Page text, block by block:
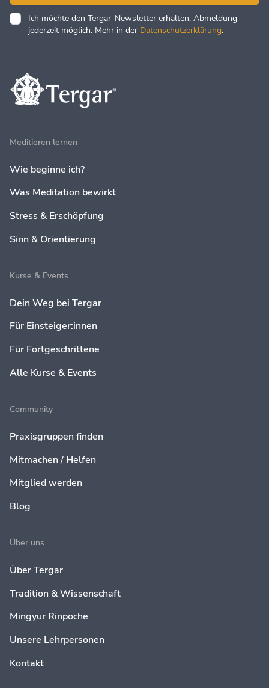
Ich möchte den Tergar-Newsletter erhalten. Abmeldung
jederzeit möglich. Mehr in der Datenschutzerklärung.
Meditieren lernen
Wie beginne ich?
Was Meditation bewirkt
Stress & Erschöpfung
Sinn & Orientierung
Kurse & Events
Dein Weg bei Tergar
Für Einsteiger:innen
Für Fortgeschrittene
Alle Kurse & Events
Community
Praxisgruppen finden
Mitmachen / Helfen
Mitglied werden
Blog
Über uns
Über Tergar
Tradition & Wissenschaft
Mingyur Rinpoche
Unsere Lehrpersonen
Kontakt